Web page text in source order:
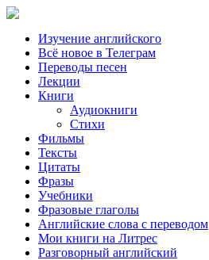
Изучение английского
Всё новое в Телеграм
Переводы песен
Лекции
Книги
Аудиокниги
Стихи
Фильмы
Тексты
Цитаты
Фразы
Учебники
Фразовые глаголы
Английские слова с переводом
Мои книги на Литрес
Разговорный английский